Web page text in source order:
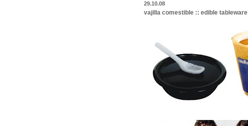
29.10.08
vajilla comestible :: edible tableware